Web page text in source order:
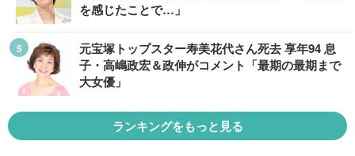
を感じたことで…」
元宝塚トップスター寿美花代さん死去 享年94 息
子・高嶋政宏＆政伸がコメント「最期の最期まで
大女優」
ランキングをもっと見る